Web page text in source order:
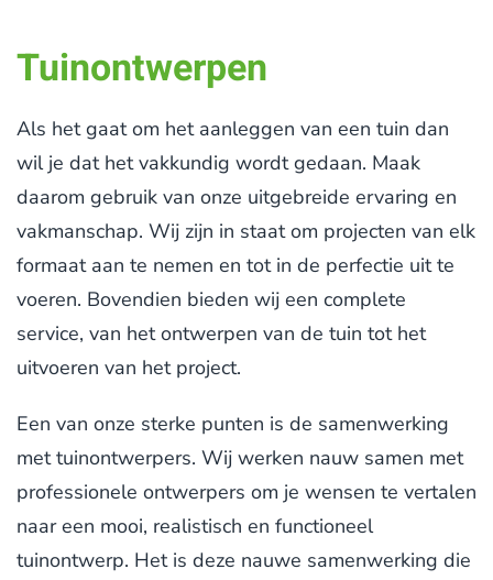
Tuinontwerpen
Als het gaat om het aanleggen van een tuin dan
wil je dat het vakkundig wordt gedaan. Maak
daarom gebruik van onze uitgebreide ervaring en
vakmanschap. Wij zijn in staat om projecten van elk
formaat aan te nemen en tot in de perfectie uit te
voeren. Bovendien bieden wij een complete
service, van het ontwerpen van de tuin tot het
uitvoeren van het project.
Een van onze sterke punten is de samenwerking
met tuinontwerpers. Wij werken nauw samen met
professionele ontwerpers om je wensen te vertalen
naar een mooi, realistisch en functioneel
tuinontwerp. Het is deze nauwe samenwerking die